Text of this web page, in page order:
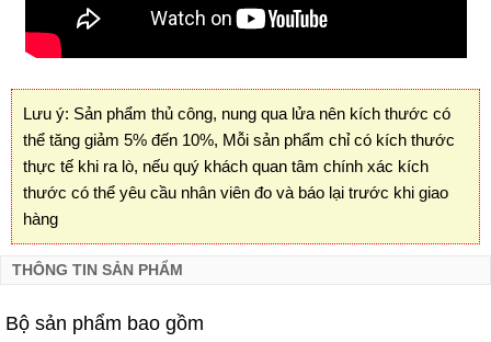
Lưu ý: Sản phẩm thủ công, nung qua lửa nên kích thước có
thể tăng giảm 5% đến 10%, Mỗi sản phẩm chỉ có kích thước
thực tế khi ra lò, nếu quý khách quan tâm chính xác kích
thước có thể yêu cầu nhân viên đo và báo lại trước khi giao
hàng
THÔNG TIN SẢN PHẨM
Bộ sản phẩm bao gồm